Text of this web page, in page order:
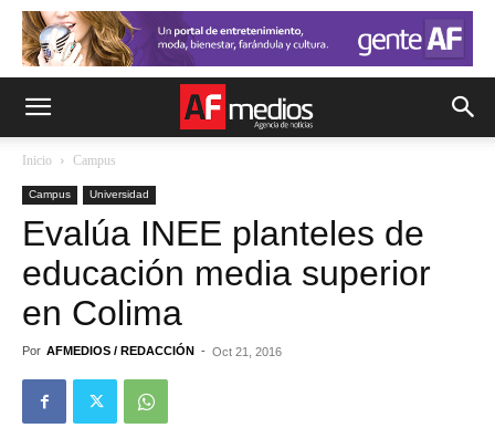
Inicio Campus
Campus Universidad
Evalúa INEE planteles de
educación media superior
en Colima
Por AFMEDIOS / REDACCIÓN - Oct 21, 2016